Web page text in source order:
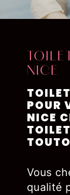
NICE
POUR
NICE
Vous
qualité